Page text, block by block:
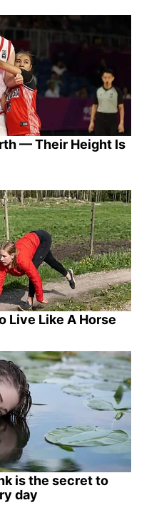
— Their Height Is
Live Like A Horse
is the secret to
day